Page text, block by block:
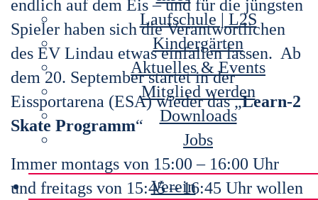
Laufschule | L2S
Kindergärten
Aktuelles & Events
Mitglied werden
Downloads
Jobs
Verein
endlich auf dem Eis – und für die jüngsten
Spieler haben sich die Verantwortlichen
des EV Lindau etwas einfallen lassen. Ab
dem 20. September startet in der
Eissportarena (ESA) wieder das „Learn-2
Skate Programm“
Immer montags von 15:00 – 16:00 Uhr
und freitags von 15:45 – 16:45 Uhr wollen